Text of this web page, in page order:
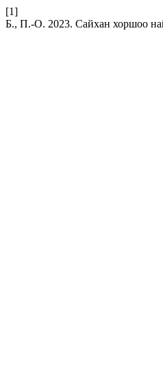
[1]
Б., П.-О. 2023. Сайхан хоршоо